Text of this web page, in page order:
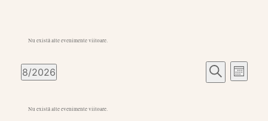
Nu există alte evenimente viitoare.
Navigare
înCaută
în
Lună
8/2026
Evenimente
Nu există alte evenimente viitoare.